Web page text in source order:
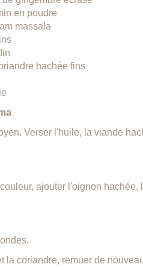
en poudre
massala
hachée fins
Verser l'huile, la viande
ajouter l'oignon hachée,
la coriandre, remuer de